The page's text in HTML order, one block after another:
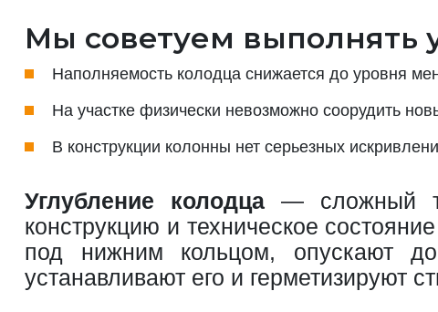
Мы советуем выполнять
Наполняемость колодца снижается до уровня
На участке физически невозможно соорудить
В конструкции колонны нет серьезных
Углубление колодца — сложный
конструкцию и техническое
под нижним кольцом, опускают
устанавливают его и герметизируют